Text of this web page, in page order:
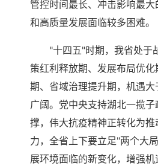
管控时间最长、冲击影响最
和高质量发展面临较多困难。
"十四五"时期，我省处于
策红利释放期、发展布局优
期、省域治理提升期，机遇
广阔。党中央支持湖北一揽
撑，伟大抗疫精神正转化为
力，全省上下要立足"两个大
展环境面临的新变化，增强